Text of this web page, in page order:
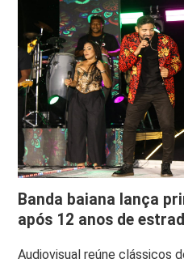
Banda baiana lança
após 12 anos de
Audiovisual reúne clássicos